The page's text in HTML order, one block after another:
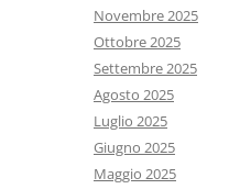
Novembre 2025
Ottobre 2025
Settembre 2025
Agosto 2025
Luglio 2025
Giugno 2025
Maggio 2025